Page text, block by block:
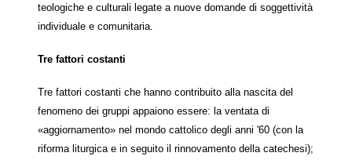
teologiche e culturali legate a nuove domande di soggettività
individuale e comunitaria.
Tre fattori costanti
Tre fattori costanti che hanno contribuito alla nascita del
fenomeno dei gruppi appaiono essere: la ventata di
«aggiornamento» nel mondo cattolico degli anni '60 (con la
riforma liturgica e in seguito il rinnovamento della catechesi);